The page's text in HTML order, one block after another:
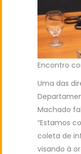
Encontro
Uma das
Machado
“Estamos
coleta de
visando à